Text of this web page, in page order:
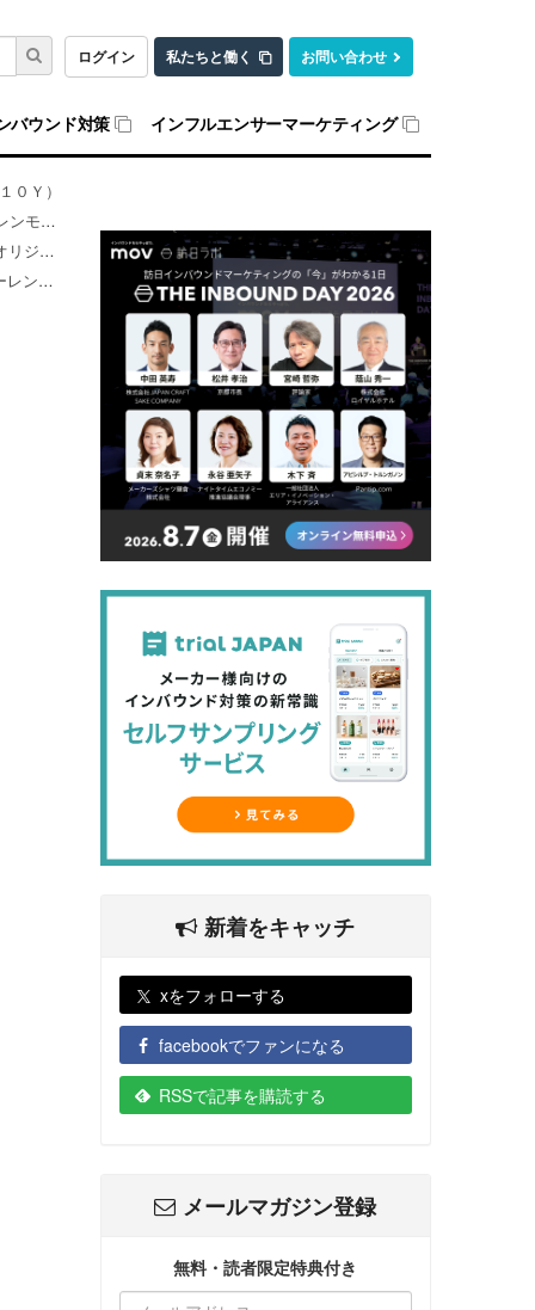
ログイン 私たちと働く お問い合わせ
バウンド対策 インフルエンサーマーケティング
Ｙ）
１０Ｙ）
Ｙ）
０Ｙ）
新着をキャッチ
xをフォローする
facebookでファンになる
RSSで記事を購読する
メールマガジン登録
無料・読者限定特典付き